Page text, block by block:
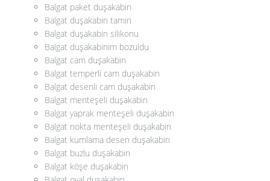
Balgat paket duşakabin
Balgat duşakabin tamiri
Balgat duşakabin silikonu
Balgat duşakabinim bozuldu
Balgat cam duşakabin
Balgat temperli cam duşakabin
Balgat desenli cam duşakabin
Balgat menteşeli duşakabin
Balgat yaprak menteşeli duşakabin
Balgat nokta menteşeli duşakabin
Balgat kumlama desen duşakabin
Balgat buzlu duşakabin
Balgat köşe duşakabin